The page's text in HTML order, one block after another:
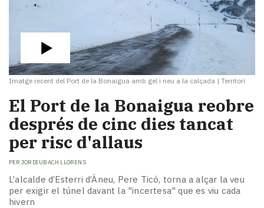
Imatge recent del Port de la Bonaigua amb gel i neu a la calçada | Territori
El Port de la Bonaigua reobre
després de cinc dies tancat
per risc d'allaus
PER JORDI UBACH LLORENS
L’alcalde d’Esterri d’Àneu, Pere Ticó, torna a alçar la veu
per exigir el túnel davant la "incertesa" que es viu cada
hivern